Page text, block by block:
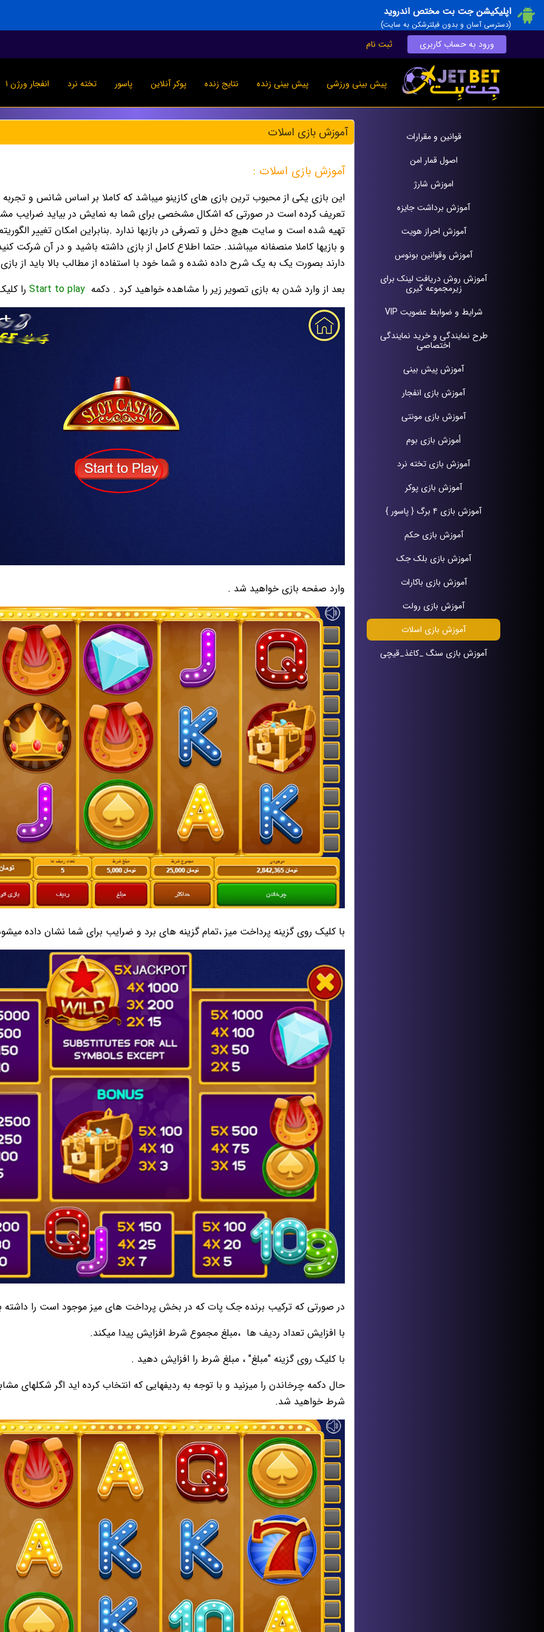
اپلیکیشن جت بت مختص اندروید
(دسترسی آسان و بدون فیلترشکن به سایت)
ورود به حساب کاربری ثبت نام
پیش بینی ورزشی پیش بینی زنده نتایج زنده پوکر آنلاین پاسور تخته نرد انفجار ورژن ۱
قوانين و مقرارات
اصول قمار امن
اموزش شارژ
آموزش برداشت جایزه
آموزش احراز هویت
آموزش وقوانين بونوس
آموزش روش دریافت لينک براى
زيرمجموعه گيرى
شرایط و ضوابط عضویت VIP
طرح نمايندگى و خريد نمايندگى
اختصاصى
آموزش پيش بينی
آموزش بازی انفجار
آموزش بازی مونتی
أموزش بازی بوم
آموزش بازی تخته نرد
آموزش بازی پوکر
آموزش بازی ۴ برگ { پاسور }
آموزش بازی حکم
آموزش بازی بلک جک
آموزش بازی باکارات
آموزش بازی رولت
آموزش بازی اسلات
آموزش بازی سنگ _کاغذ_قیچی
آموزش بازی اسلات
آموزش بازی اسلات :
این بازی یکی از محبوب ترین بازی های کازینو میباشد که کاملا بر اساس شانس و تجربه
تعریف کرده است در صورتی که اشکال مشخصی برای شما به نمایش در بیاید ضرایب
تهیه شده است و سایت هیچ دخل و تصرفی در بازیها ندارد .بنابراین امکان تغییر
و بازیها کاملا منصفانه میباشند. حتما اطلاع کامل از بازی داشته باشید و در آن شرکت
دارند بصورت یک به یک شرح داده نشده و شما خود با استفاده از مطالب بالا باید از
بعد از وارد شدن به بازی تصویر زیر را مشاهده خواهید کرد . دکمه Start to play را
وارد صفحه بازی خواهید شد .
با کلیک روی گزینه پرداخت میز ،تمام گزینه های برد و ضرایب برای شما نشان داده
در صورتی که ترکیب برنده جک پات که در بخش پرداخت های میز موجود است را
با افزایش تعداد ردیف ها ،مبلغ مجموع شرط افزایش پیدا میکند.
با کلیک روی گزینه "مبلغ" ، مبلغ شرط را افزایش دهید .
حال دکمه چرخاندن را میزنید و با توجه به ردیفهایی که انتخاب کرده اید اگر شکلهای
شرط خواهید شد.